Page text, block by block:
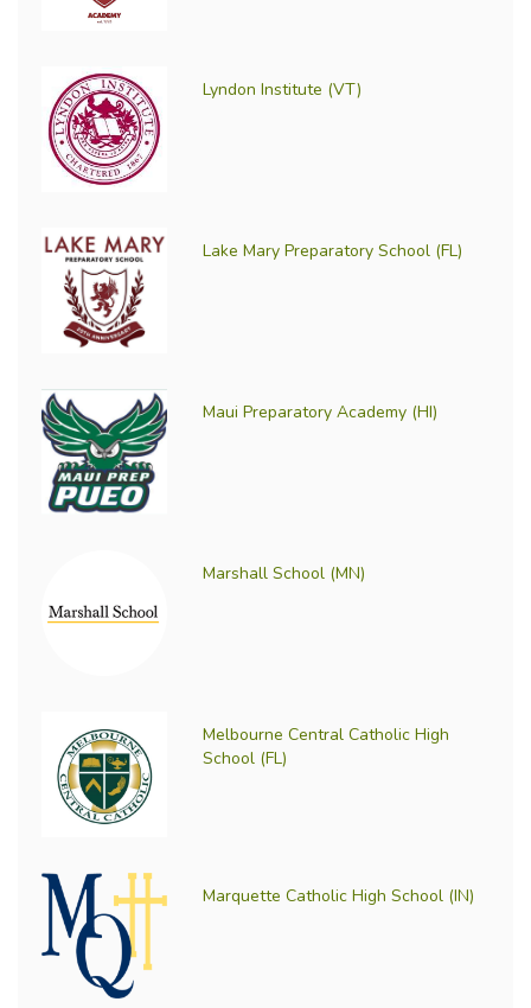
Lyndon Institute (VT)
Lake Mary Preparatory School (FL)
Maui Preparatory Academy (HI)
Marshall School (MN)
Melbourne Central Catholic High
School (FL)
Marquette Catholic High School (IN)